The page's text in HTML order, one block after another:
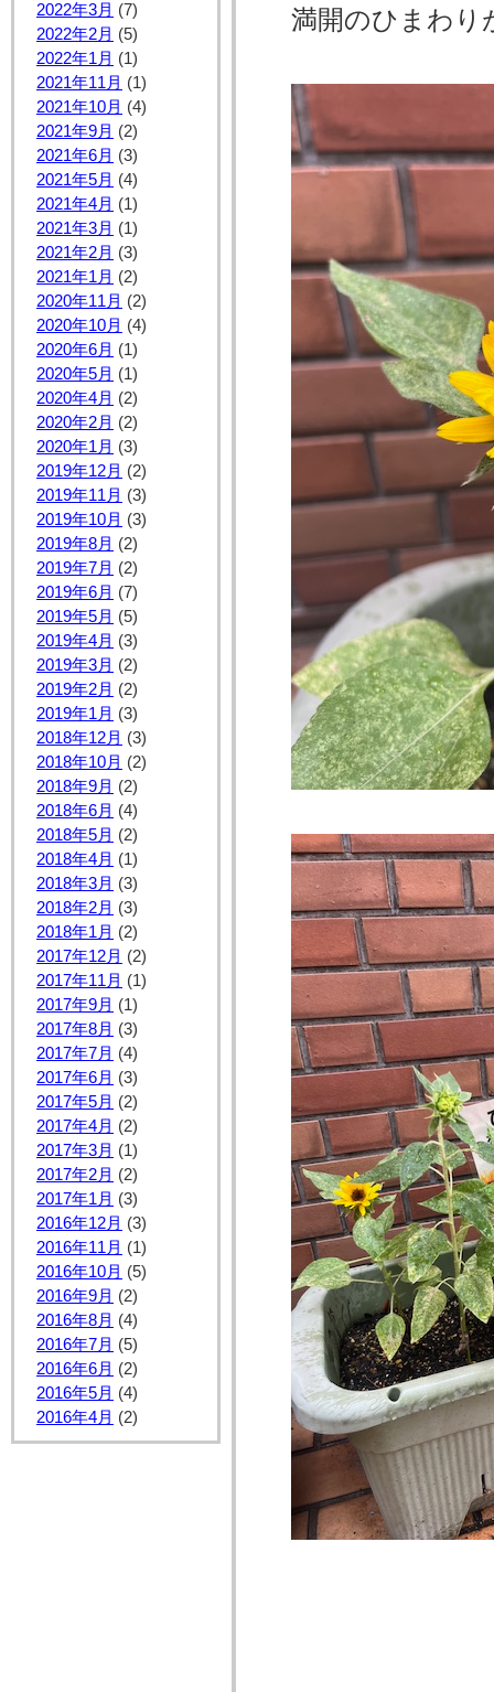
2022年3月 (7)
2022年2月 (5)
2022年1月 (1)
2021年11月 (1)
2021年10月 (4)
2021年9月 (2)
2021年6月 (3)
2021年5月 (4)
2021年4月 (1)
2021年3月 (1)
2021年2月 (3)
2021年1月 (2)
2020年11月 (2)
2020年10月 (4)
2020年6月 (1)
2020年5月 (1)
2020年4月 (2)
2020年2月 (2)
2020年1月 (3)
2019年12月 (2)
2019年11月 (3)
2019年10月 (3)
2019年8月 (2)
2019年7月 (2)
2019年6月 (7)
2019年5月 (5)
2019年4月 (3)
2019年3月 (2)
2019年2月 (2)
2019年1月 (3)
2018年12月 (3)
2018年10月 (2)
2018年9月 (2)
2018年6月 (4)
2018年5月 (2)
2018年4月 (1)
2018年3月 (3)
2018年2月 (3)
2018年1月 (2)
2017年12月 (2)
2017年11月 (1)
2017年9月 (1)
2017年8月 (3)
2017年7月 (4)
2017年6月 (3)
2017年5月 (2)
2017年4月 (2)
2017年3月 (1)
2017年2月 (2)
2017年1月 (3)
2016年12月 (3)
2016年11月 (1)
2016年10月 (5)
2016年9月 (2)
2016年8月 (4)
2016年7月 (5)
2016年6月 (2)
2016年5月 (4)
2016年4月 (2)
満開のひまわり